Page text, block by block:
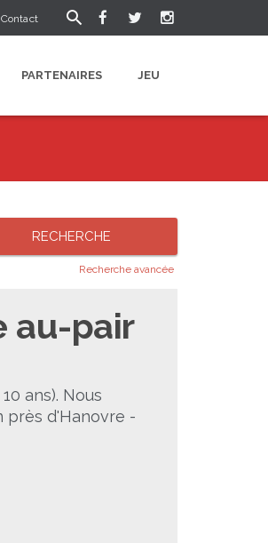
Contact
PARTENAIRES JEU
Recherche avancée
au-pair
ans). Nous
près d'Hanovre -